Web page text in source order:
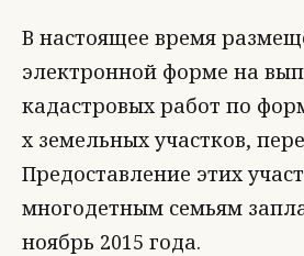
В настоящее время
электронной форме на
кадастровых работ по
х земельных участков,
Предоставление этих
многодетным семьям
ноябрь 2015 года.